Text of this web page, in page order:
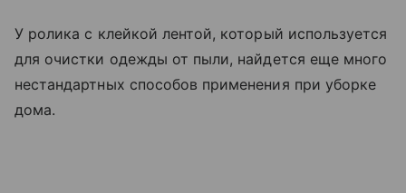
У ролика с клейкой лентой, который используется
для очистки одежды от пыли, найдется еще много
нестандартных способов применения при уборке
дома.